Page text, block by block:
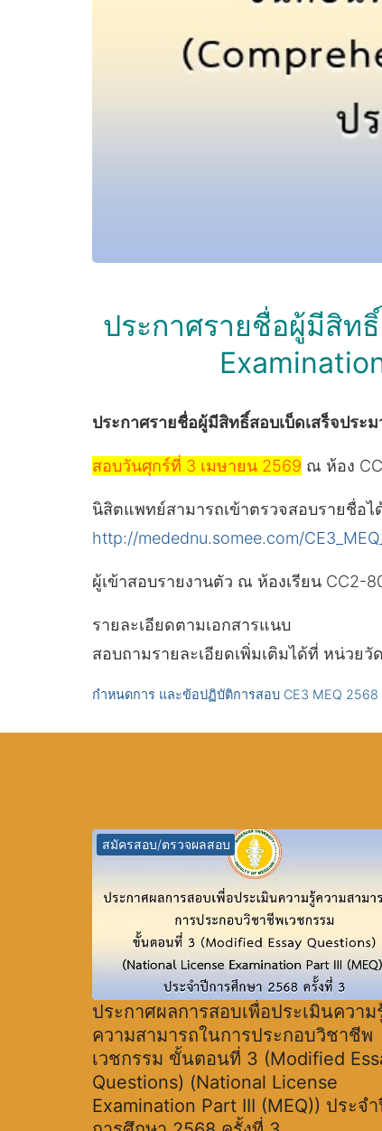
ประกาศรายชื่อผู้มีสิท
ประกาศรายชื่อผู้มีสิทธิ์สอบเบ็ดเสร็จปร
สอบวันศุกร์ที่ 3 เมษายน 2569 ณ ห้อง
นิสิตแพทย์สามารถเข้าตรวจสอบรายชื่อไ
http://medednu.somee.com/
ผู้เข้าสอบรายงานตัว ณ ห้องเรียน CC2-
รายละเอียดตามเอกสารแนบ
สอบถามรายละเอียดเพิ่มเติมได้ที่ หน่วย
กำหนดการ และข้อปฏิบัติการสอบ CE3 MEQ 2568
สมัครสอบ/ตรวจผลสอบ
ประกาศผลการสอบเพื่อประเมินความ
ความสามารถในการประกอบวิชาชีพ
เวชกรรม ขั้นตอนที่ 3 (Modified
Questions) (National License
Examination Part III (MEQ)) ประจ